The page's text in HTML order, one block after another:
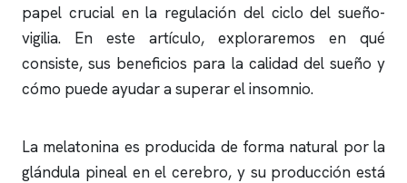
papel crucial en la regulación del ciclo del sueño-
vigilia. En este artículo, exploraremos en qué
consiste, sus beneficios para la calidad del sueño y
cómo puede ayudar a superar elinsomnio.
La melatonina es producida de forma natural por la
glándula pineal en el cerebro, y su producción está